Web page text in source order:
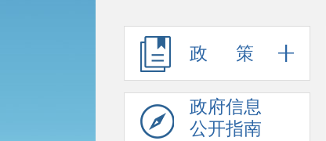
政 策
政府信息
公开指南